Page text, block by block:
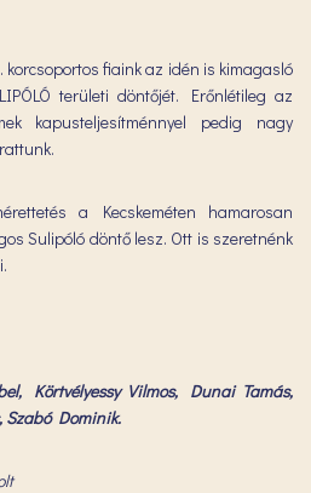
fiaink az idén is kimagasló
területi döntőjét. Erőnlétileg az
kapusteljesítménnyel pedig nagy
a Kecskeméten hamarosan
Sulipóló döntő lesz. Ott is szeretnénk
Körtvélyessy Vilmos, Dunai Tamás,
Szabó Dominik.